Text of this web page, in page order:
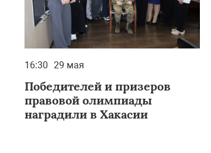
16:30 29 мая
Победителей и призеров
правовой олимпиады
наградили в Хакасии